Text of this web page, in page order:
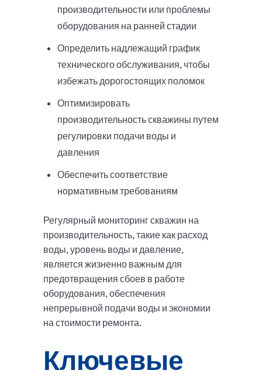
производительности или проблемы
оборудования на ранней стадии
Определить надлежащий график
технического обслуживания, чтобы
избежать дорогостоящих поломок
Оптимизировать
производительность скважины путем
регулировки подачи воды и
давления
Обеспечить соответствие
нормативным требованиям
Регулярный мониторинг скважин на
производительность, такие как расход
воды, уровень воды и давление,
является жизненно важным для
предотвращения сбоев в работе
оборудования, обеспечения
непрерывной подачи воды и экономии
на стоимости ремонта.
Ключевые